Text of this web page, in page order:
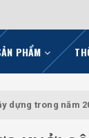
PHẨM
dựng trong năm